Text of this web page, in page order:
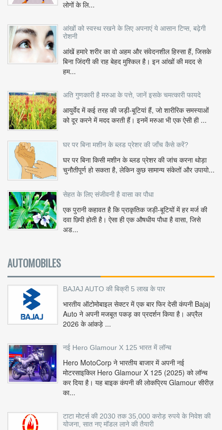
लोगों के लि...
आंखों को स्वस्थ रखने के लिए अपनाएं ये आसान टिप्स, बढ़ेगी
रोशनी
आंखें हमारे शरीर का वो अहम और संवेदनशील हिस्सा हैं, जिसके
बिना जिंदगी की राह बेहद मुश्किल है। इन आंखों की मदद से
हम...
अति गुणकारी है मरुआ के पत्ते, जानें इसके चमत्कारी फायदे
आयुर्वेद में कई तरह की जड़ी-बूटियां हैं, जो शारीरिक समस्याओं
को दूर करने में मदद करती हैं। इनमें मरुआ भी एक ऐसी ही ...
घर पर बिना मशीन के ब्लड प्रेशर की जाँच कैसे करें?
घर पर बिना किसी मशीन के ब्लड प्रेशर की जांच करना थोड़ा
चुनौतीपूर्ण हो सकता है, लेकिन कुछ सामान्य संकेतों और उपायो...
सेहत के लिए संजीवनी है वासा का पौधा
एक पुरानी कहावत है कि प्राकृतिक जड़ी-बूटियों में हर मर्ज की
दवा छिपी होती है। ऐसा ही एक औषधीय पौधा है वासा, जिसे
अड...
AUTOMOBILES
BAJAJ AUTO की बिक्री 5 लाख के पार
भारतीय ऑटोमोबाइल सेक्टर में एक बार फिर देसी कंपनी Bajaj
Auto ने अपनी मजबूत पकड़ का प्रदर्शन किया है। अप्रैल
2026 के आंकड़े ...
नई Hero Glamour X 125 भारत में लॉन्च
Hero MotoCorp ने भारतीय बाजार में अपनी नई
मोटरसाइकिल Hero Glamour X 125 (2025) को लॉन्च
कर दिया है। यह बाइक कंपनी की लोकप्रिय Glamour सीरीज़
का...
टाटा मोटर्स की 2030 तक 35,000 करोड़ रुपये के निवेश की
योजना, सात नए मॉडल लाने की तैयारी